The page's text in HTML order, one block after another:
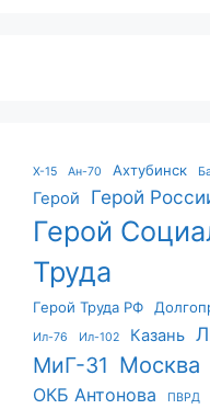
X-15 Ан-70 Ахтубинск
Герой Герой
Герой
Труда
Герой Труда РФ
Ил-76
Ил-102 Казань
МиГ-31 Москва
ОКБ Антонова ПВРД